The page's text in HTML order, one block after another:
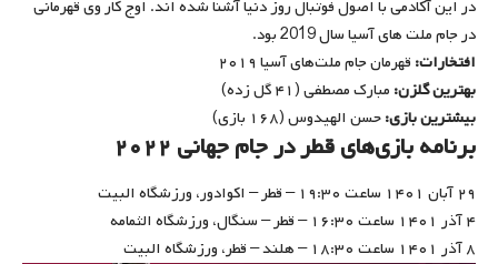
در این آکادمی با اصول فوتبال روز دنیا آشنا شده اند. اوج کار وی قهرمانی
در جام ملت های آسیا سال 2019 بود.
افتخارات: قهرمان جام ملت‌های آسیا ۲۰۱۹
بهترین گلزن: مبارک مصطفی (۴۱ گل زده)
بیشترین بازی:حسن الهیدوس (۱۶۸ بازی)
برنامه بازی‌های قطر در جام جهانی ۲۰۲۲
۲۹ آبان ۱۴۰۱ ساعت ۱۹:۳۰ – قطر – اکوادور، ورزشگاه البیت
۴ آذر ۱۴۰۱ ساعت ۱۶:۳۰ – قطر – سنگال، ورزشگاه الثمامه
۸ آذر ۱۴۰۱ ساعت ۱۸:۳۰ – هلند – قطر، ورزشگاه البیت